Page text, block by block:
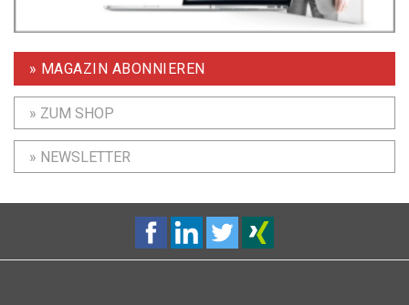
» MAGAZIN ABONNIEREN
» ZUM SHOP
» NEWSLETTER